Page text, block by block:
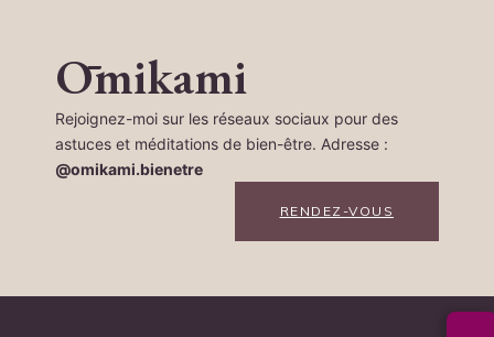
Ōmikami
Rejoignez-moi sur les réseaux sociaux pour des
astuces et méditations de bien-être. Adresse :
@omikami.bienetre
RENDEZ-VOUS